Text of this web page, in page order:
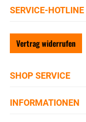
SERVICE-HOTLINE
Vertrag widerrufen
SHOP SERVICE
INFORMATIONEN